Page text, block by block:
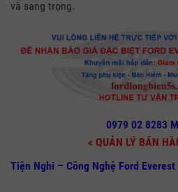
và sang trọng.
0979 02 8283
< QUẢN LÝ BÁN
Tiện Nghi – Công Nghệ Ford